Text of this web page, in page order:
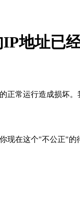
地址已
常运行造成损坏
在这个"不公正"